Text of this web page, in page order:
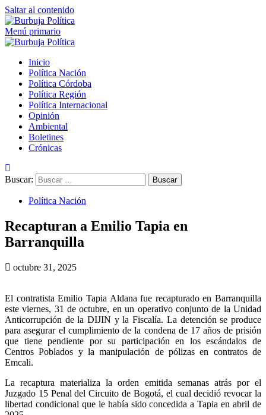
Saltar al contenido
Menú primario
Inicio
Política Nación
Política Córdoba
Política Región
Política Internacional
Opinión
Ambiental
Boletines
Crónicas
Buscar:
Política Nación
Recapturan a Emilio Tapia en
Barranquilla
octubre 31, 2025
El contratista Emilio Tapia Aldana fue recapturado en Barranquilla
este viernes, 31 de octubre, en un operativo conjunto de la Unidad
Anticorrupción de la DIJIN y la Fiscalía. La detención se produce
para asegurar el cumplimiento de la condena de 17 años de prisión
que tiene pendiente por su participación en los escándalos de
Centros Poblados y la manipulación de pólizas en contratos de
Emcali.
La recaptura materializa la orden emitida semanas atrás por el
Juzgado 15 Penal del Circuito de Bogotá, el cual decidió revocar la
libertad condicional que le había sido concedida a Tapia en abril de